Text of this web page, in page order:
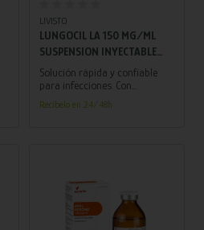
LIVISTO
LUNGOCIL LA 150 MG/ML
SUSPENSION INYECTABLE
250 ML
Solución rápida y confiable
para infecciones. Con
amoxicilina de amplio
espectro, este antibiótico
Recíbelo en 24/48h